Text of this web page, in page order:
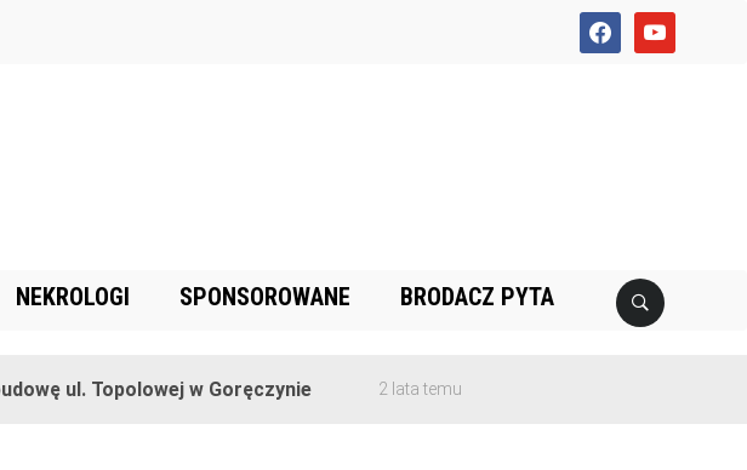
facebookyoutube
NEKROLOGI SPONSOROWANE BRODACZ PYTA
w Goręczynie 2 lata temu